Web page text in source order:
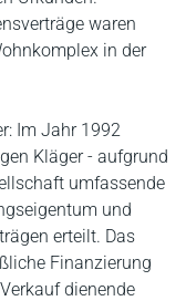
waren
in der
Im Jahr 1992
Kläger - aufgrund
umfassende
und
erteilt. Das
Finanzierung
dienende